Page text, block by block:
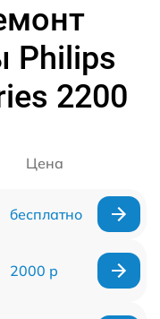
Philips
2200
Цена
бесплатно
2000 р